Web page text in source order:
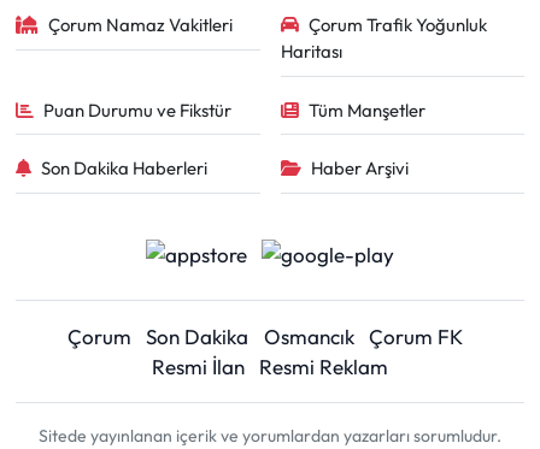
Çorum Namaz Vakitleri
Çorum Trafik Yoğunluk
Haritası
Puan Durumu ve Fikstür Tüm Manşetler
Son Dakika Haberleri Haber Arşivi
Çorum Son Dakika Osmancık Çorum FK
Resmi İlan
Resmi Reklam
Sitede yayınlanan içerik ve yorumlardan yazarları sorumludur.